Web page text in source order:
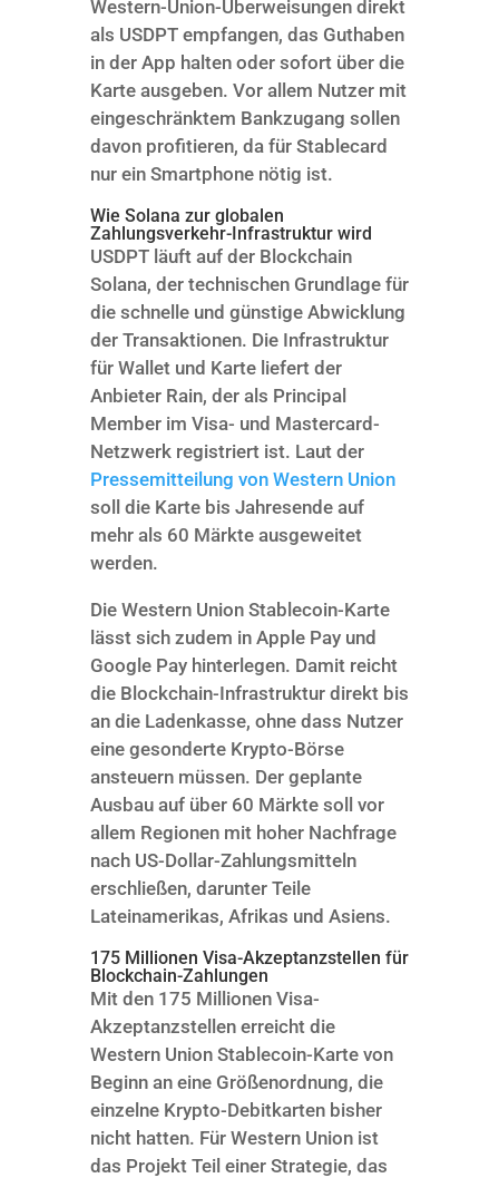
Western-Union-Überweisungen direkt
als USDPT empfangen, das Guthaben
in der App halten oder sofort über die
Karte ausgeben. Vor allem Nutzer mit
eingeschränktem Bankzugang sollen
davon profitieren, da für Stablecard
nur ein Smartphone nötig ist.
Wie Solana zur globalen
Zahlungsverkehr-Infrastruktur wird
USDPT läuft auf der Blockchain
Solana, der technischen Grundlage für
die schnelle und günstige Abwicklung
der Transaktionen. Die Infrastruktur
für Wallet und Karte liefert der
Anbieter Rain, der als Principal
Member im Visa- und Mastercard-
Netzwerk registriert ist. Laut der
Pressemitteilung von Western Union
soll die Karte bis Jahresende auf
mehr als 60 Märkte ausgeweitet
werden.
Die Western Union Stablecoin-Karte
lässt sich zudem in Apple Pay und
Google Pay hinterlegen. Damit reicht
die Blockchain-Infrastruktur direkt bis
an die Ladenkasse, ohne dass Nutzer
eine gesonderte Krypto-Börse
ansteuern müssen. Der geplante
Ausbau auf über 60 Märkte soll vor
allem Regionen mit hoher Nachfrage
nach US-Dollar-Zahlungsmitteln
erschließen, darunter Teile
Lateinamerikas, Afrikas und Asiens.
175 Millionen Visa-Akzeptanzstellen für
Blockchain-Zahlungen
Mit den 175 Millionen Visa-
Akzeptanzstellen erreicht die
Western Union Stablecoin-Karte von
Beginn an eine Größenordnung, die
einzelne Krypto-Debitkarten bisher
nicht hatten. Für Western Union ist
das Projekt Teil einer Strategie, das